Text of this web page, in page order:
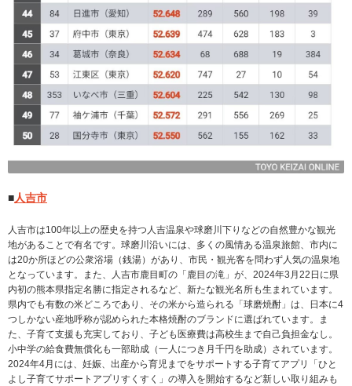
■人吉市
人吉市は100年以上の歴史を持つ人吉温泉や球磨川下りなどの自然豊かな観光
地があることで有名です。球磨川沿いには、多くの風情ある温泉旅館、市内に
は20か所ほどの公衆浴場（銭湯）があり、市民・観光客を問わず人気の温泉地
となっています。また、人吉市鹿目町の「鹿目の滝」が、2024年3月22日に県
内初の熊本県指定名勝に指定されるなど、新たな観光名所も生まれています。
県内でも有数の米どころであり、その米から造られる「球磨焼酎」は、日本に4
つしかない産地呼称が認められた本格焼酎のブランドに選ばれています。ま
た、子育て支援も充実しており、子ども医療費は高校生まで自己負担金なし。
小中学の給食費無償化も一部助成（一人につき月千円を助成）されています。
2024年4月には、妊娠、出産から育児までをサポートする子育てアプリ「ひと
よし子育てサポートアプリすくすく」の導入を開始するなど新しい取り組みも